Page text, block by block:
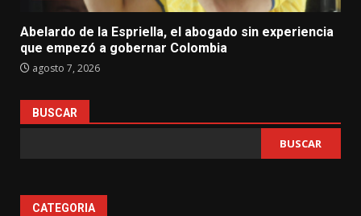
Abelardo de la Espriella, el abogado sin experiencia
que empezó a gobernar Colombia
agosto 7, 2026
BUSCAR
BUSCAR
CATEGORIA